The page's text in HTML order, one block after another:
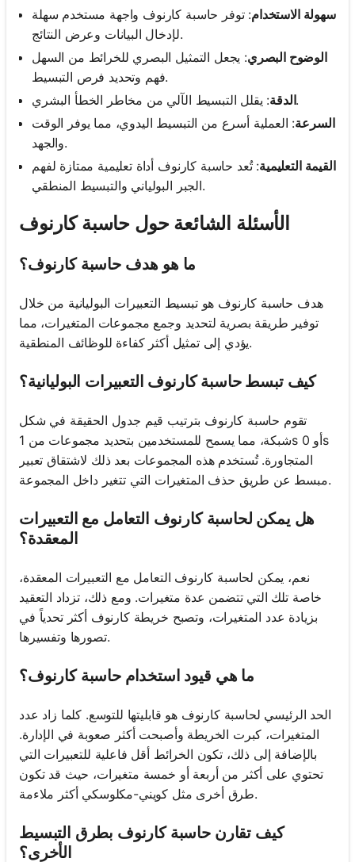
سهولة الاستخدام: توفر حاسبة كارنوف واجهة مستخدم سهلة
لإدخال البيانات وعرض النتائج.
الوضوح البصري: يجعل التمثيل البصري للخرائط من السهل
فهم وتحديد فرص التبسيط.
الدقة: يقلل التبسيط الآلي من مخاطر الخطأ البشري.
السرعة: العملية أسرع من التبسيط اليدوي، مما يوفر الوقت
والجهد.
القيمة التعليمية: تُعد حاسبة كارنوف أداة تعليمية ممتازة لفهم
الجبر البولياني والتبسيط المنطقي.
الأسئلة الشائعة حول حاسبة كارنوف
ما هو هدف حاسبة كارنوف؟
هدف حاسبة كارنوف هو تبسيط التعبيرات البوليانية من خلال
توفير طريقة بصرية لتحديد وجمع مجموعات المتغيرات، مما
يؤدي إلى تمثيل أكثر كفاءة للوظائف المنطقية.
كيف تبسط حاسبة كارنوف التعبيرات البوليانية؟
تقوم حاسبة كارنوف بترتيب قيم جدول الحقيقة في شكل
شبكة، مما يسمح للمستخدمين بتحديد مجموعات من 1s أو 0s
المتجاورة. تُستخدم هذه المجموعات بعد ذلك لاشتقاق تعبير
مبسط عن طريق حذف المتغيرات التي تتغير داخل المجموعة.
هل يمكن لحاسبة كارنوف التعامل مع التعبيرات
المعقدة؟
نعم، يمكن لحاسبة كارنوف التعامل مع التعبيرات المعقدة،
خاصة تلك التي تتضمن عدة متغيرات. ومع ذلك، تزداد التعقيد
بزيادة عدد المتغيرات، وتصبح خريطة كارنوف أكثر تحدياً في
تصورها وتفسيرها.
ما هي قيود استخدام حاسبة كارنوف؟
الحد الرئيسي لحاسبة كارنوف هو قابليتها للتوسع. كلما زاد عدد
المتغيرات، كبرت الخريطة وأصبحت أكثر صعوبة في الإدارة.
بالإضافة إلى ذلك، تكون الخرائط أقل فاعلية للتعبيرات التي
تحتوي على أكثر من أربعة أو خمسة متغيرات، حيث قد تكون
طرق أخرى مثل كويني-مكلوسكي أكثر ملاءمة.
كيف تقارن حاسبة كارنوف بطرق التبسيط
الأخرى؟